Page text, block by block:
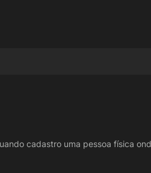
cadastro uma pessoa física